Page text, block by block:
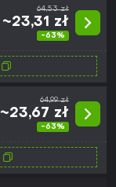
64,53 zł
~23,31 zł
-63%
64,99 zł
~23,67 zł
-63%